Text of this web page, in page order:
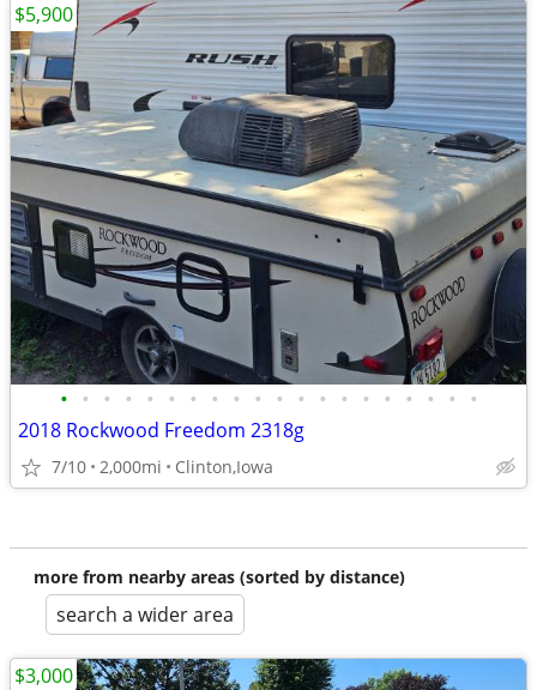
• • • • • • • • • • • • • • • • • • • •
2018 Rockwood Freedom 2318g
7/10 2,000mi Clinton,Iowa
$5,900
more from nearby areas (sorted by distance)
search a wider area
$3,000